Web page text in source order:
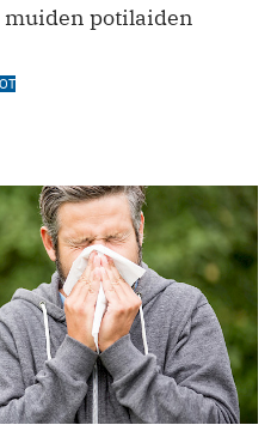
muiden potilaiden